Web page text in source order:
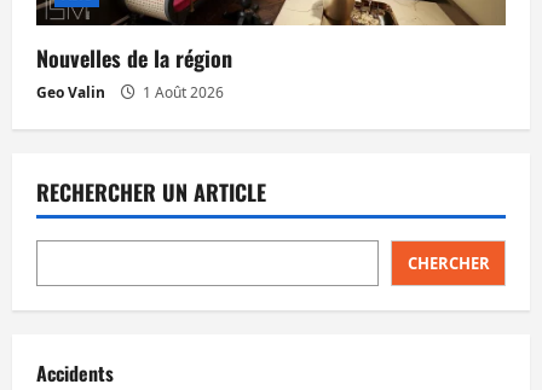
Nouvelles de la région
Geo Valin 1 Août 2026
RECHERCHER UN ARTICLE
CHERCHER
Accidents